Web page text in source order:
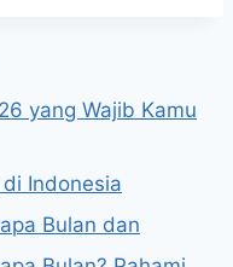
yang Wajib Kamu
Indonesia
Bulan dan